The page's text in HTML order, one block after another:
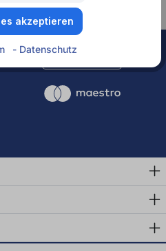
Rechnung
akzeptieren
- Datenschutz